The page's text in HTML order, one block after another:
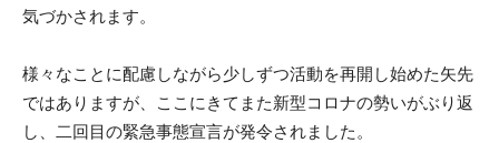
気づかされます。
様々なことに配慮しながら少しずつ活動を再開し始めた矢先
ではありますが、ここにきてまた新型コロナの勢いがぶり返
し、二回目の緊急事態宣言が発令されました。